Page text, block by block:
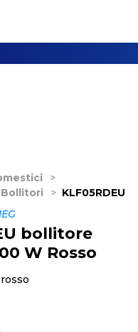
>
Bollitori > KLF05RDEU
bollitore
W Rosso